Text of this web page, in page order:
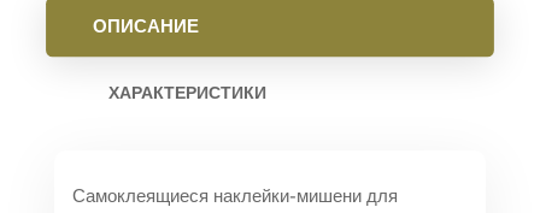
ОПИСАНИЕ
ХАРАКТЕРИСТИКИ
Самоклеящиеся наклейки-мишени для